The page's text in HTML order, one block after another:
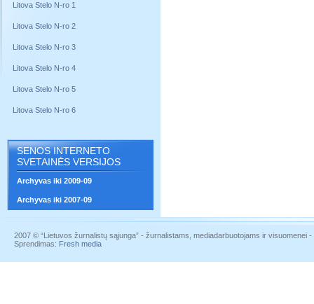
Litova Stelo N-ro 1
Litova Stelo N-ro 2
Litova Stelo N-ro 3
Litova Stelo N-ro 4
Litova Stelo N-ro 5
Litova Stelo N-ro 6
SENOS INTERNETO
SVETAINĖS VERSIJOS
Archyvas iki 2009-09
Archyvas iki 2007-09
2007 © “Lietuvos žurnalistų sąjunga” - žurnalistams, mediadarbuotojams ir visuomenei
Sprendimas: Fresh media